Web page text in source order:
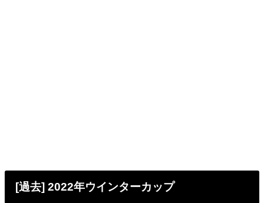
[過去] 2022年ウインターカップ